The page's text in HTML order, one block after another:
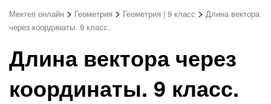
Мектеп онлайн > Геометрия > Геометрия | 9 класс > Длина вектора
через координаты. 9 класс.
Длина вектора через
координаты. 9 класс.